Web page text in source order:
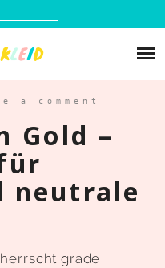
a comment
Gold –
neutrale
grade